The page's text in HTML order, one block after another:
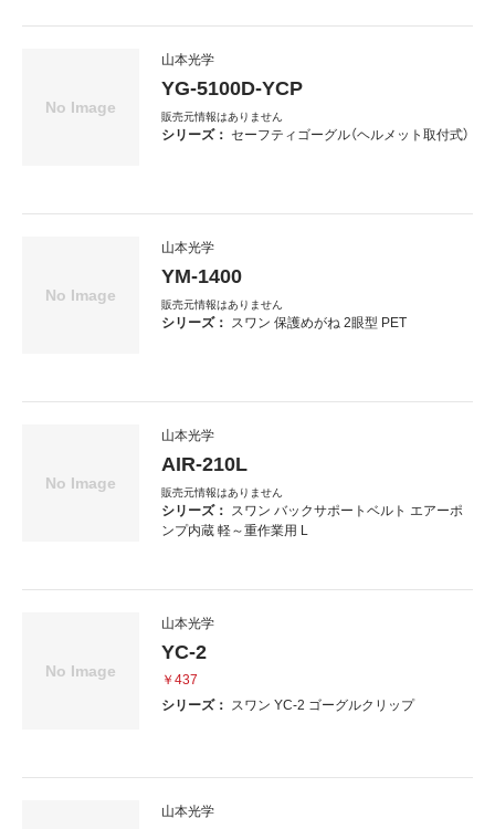
山本光学
YG-5100D-YCP
販売元情報はありません
シリーズ： セーフティゴーグル（ヘルメット取付式）
山本光学
YM-1400
販売元情報はありません
シリーズ： スワン 保護めがね 2眼型 PET
山本光学
AIR-210L
販売元情報はありません
シリーズ： スワン バックサポートベルト エアーポ
ンプ内蔵 軽～重作業用 L
山本光学
YC-2
￥437
シリーズ： スワン YC-2 ゴーグルクリップ
山本光学